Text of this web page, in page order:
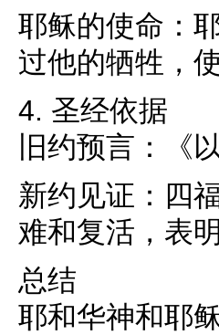
耶稣的使命：
过他的牺牲，
4. 圣经依据
旧约预言：《
新约见证：四
难和复活，表
总结
耶和华神和耶